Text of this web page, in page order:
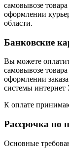
самовывозе
оформлении
области.
Банковские
Вы можете
самовывозе
оформлении
системы интернет
К оплате
Рассрочка по
Основные